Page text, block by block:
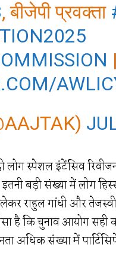
, बीजेपी प्रवक्ता
लोग स्पेशल इंटेंसिव
बड़ी संख्या में लोग
लेकर राहुल गांधी और
है कि चुनाव आयोग सही
अधिक संख्या में